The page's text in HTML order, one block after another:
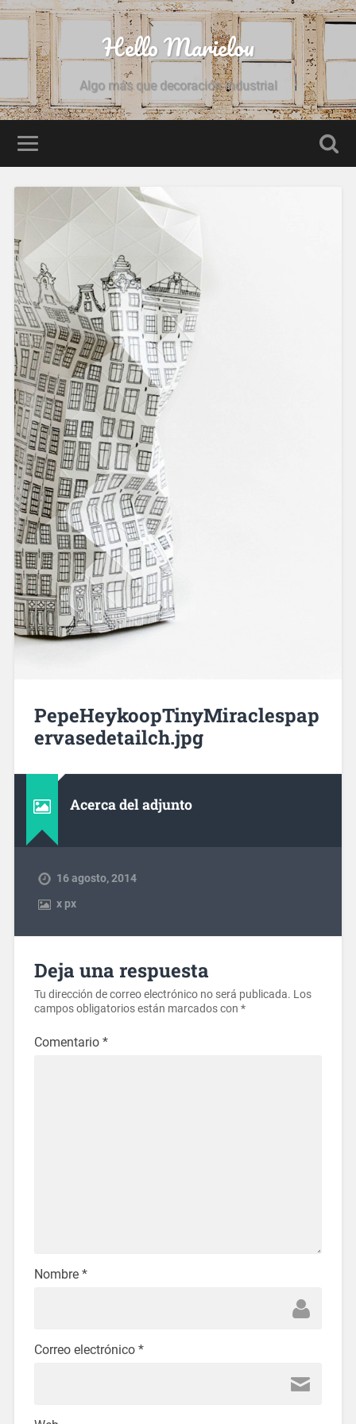
Hello Marielou
Algo más que decoración industrial
PepeHeykoopTinyMiraclespap
ervasedetailch.jpg
Acerca del adjunto
16 agosto, 2014
xpx
Deja una respuesta
Tu dirección de correo electrónico no será publicada. Los
campos obligatorios están marcados con *
Comentario *
Nombre *
Correo electrónico *